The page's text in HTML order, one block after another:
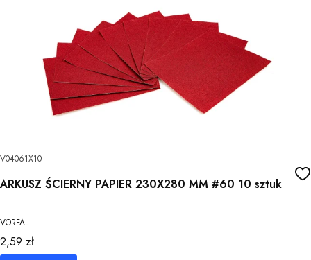
V04061X10
ARKUSZ ŚCIERNY PAPIER 230X280 MM #60 10 sztuk
VORFAL
Cena
2,59 zł